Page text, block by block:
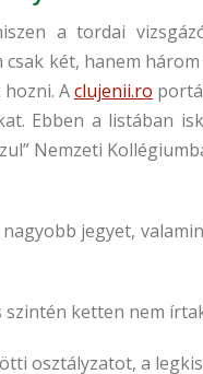
a tordai
két, hanem
Aclujenii.ro
Ebben a listában
Nemzeti
jegyet,
ketten nem
osztályzatot, a